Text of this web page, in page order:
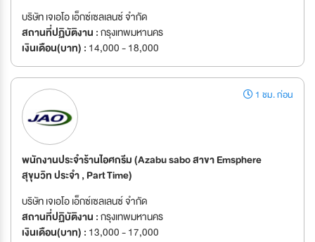
บริษัท เจเอโอ เอ็กซ์เซลเลนซ์ จำกัด
สถานที่ปฏิบัติงาน :กรุงเทพมหานคร
เงินเดือน(บาท) : 14,000 - 18,000
1 ชม. ก่อน
พนักงานประจำร้านไอศกรีม (Azabu sabo สาขา Emsphere
สุขุมวิท ประจำ , Part Time)
บริษัท เจเอโอ เอ็กซ์เซลเลนซ์ จำกัด
สถานที่ปฏิบัติงาน :กรุงเทพมหานคร
เงินเดือน(บาท) : 13,000 - 17,000